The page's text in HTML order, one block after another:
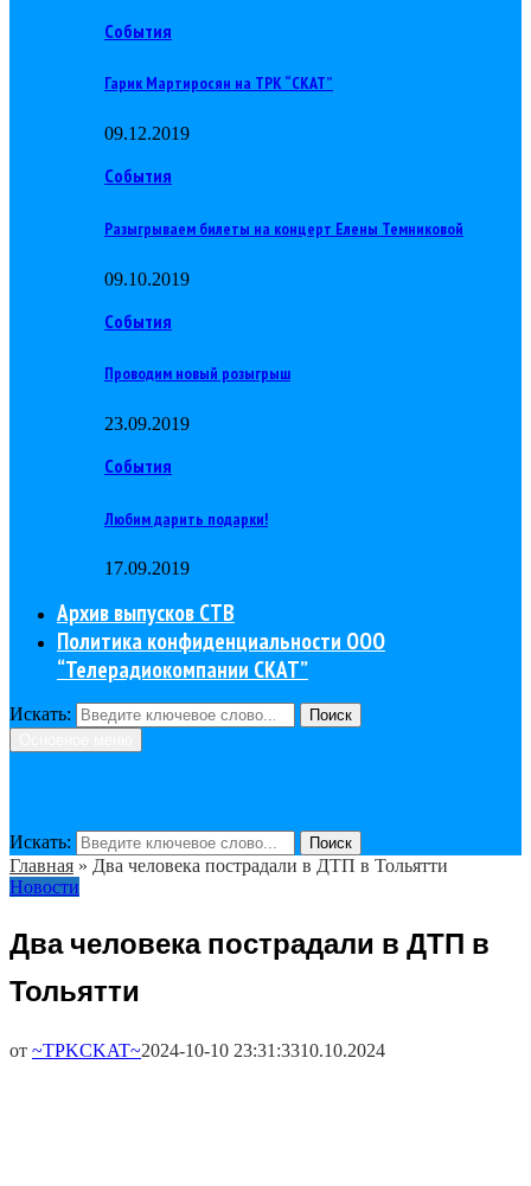
События
Гарик Мартиросян на ТРК “СКАТ”
09.12.2019
События
Разыгрываем билеты на концерт Елены Темниковой
09.10.2019
События
Проводим новый розыгрыш
23.09.2019
События
Любим дарить подарки!
17.09.2019
Архив выпусков СТВ
Политика конфиденциальности ООО
“Телерадиокомпании СКАТ”
Искать:
Поиск
Искать: Поиск
Главная » Два человека пострадали в ДТП в Тольятти
Новости
Два человека пострадали в ДТП в
Тольятти
от ~TPKCKAT~2024-10-10 23:31:3310.10.2024